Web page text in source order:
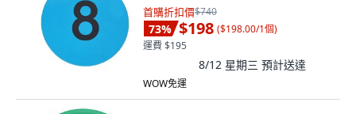
首購折扣價$740
73% $198 ($198.00/1個)
運費 $195
8/12 星期三 預計送達
WOW免運